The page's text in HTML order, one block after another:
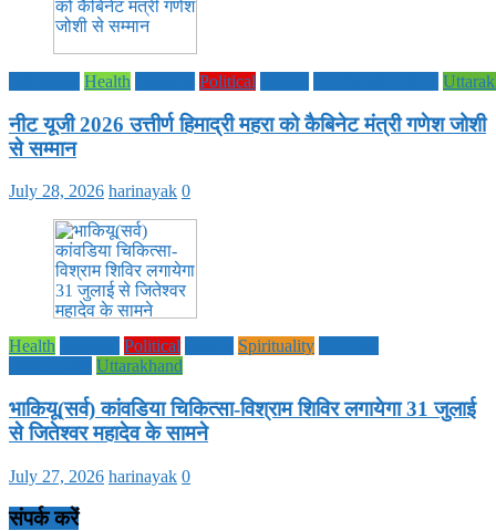
Health Political
नीट यूजी 2026 उत्तीर्ण हिमाद्री महरा को कैबिनेट मंत्री गणेश जोशी
से सम्मान
July 28, 2026 harinayak 0
Health Political Spirituality
Uttarakhand
भाकियू(सर्व) कांवडिया चिकित्सा-विश्राम शिविर लगायेगा 31 जुलाई
से जितेश्वर महादेव के सामने
July 27, 2026 harinayak 0
संपर्क करें